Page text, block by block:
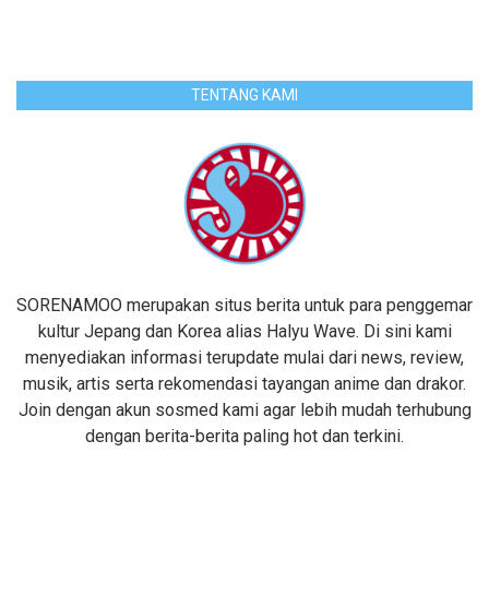
TENTANG KAMI
SORENAMOO merupakan situs berita untuk para penggemar
kultur Jepang dan Korea alias Halyu Wave. Di sini kami
menyediakan informasi terupdate mulai dari news, review,
musik, artis serta rekomendasi tayangan anime dan drakor.
Join dengan akun sosmed kami agar lebih mudah terhubung
dengan berita-berita paling hot dan terkini.